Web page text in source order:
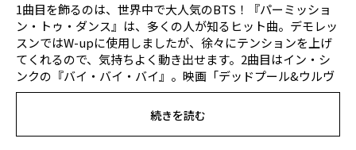
1曲目を飾るのは、世界中で大人気のBTS！『パーミッショ
ン・トゥ・ダンス』は、多くの人が知るヒット曲。デモレッ
スンではW-upに使用しましたが、徐々にテンションを上げ
てくれるので、気持ちよく動き出せます。2曲目はイン・シ
ンクの『バイ・バイ・バイ』。映画「デッドプール&ウルヴ
ァリン」の劇中で踊られていたことでも有名なこの曲は、マ
ーベル好きにはたまらない1曲。レッスンに参加した男性陣
からも「好き！」という声が多く上がりました。5曲目、大
続きを読む